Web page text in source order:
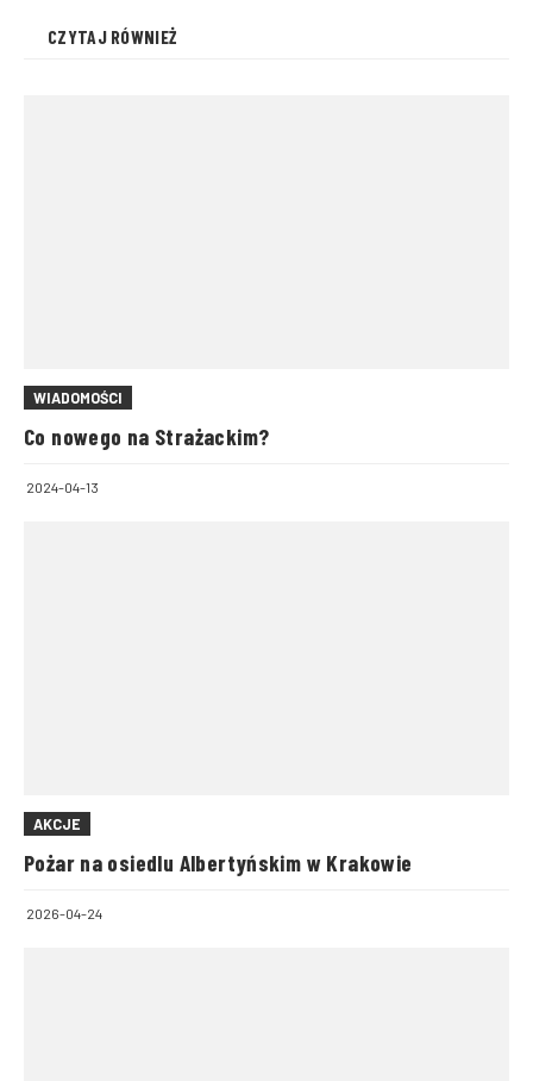
CZYTAJ RÓWNIEŻ
WIADOMOŚCI
Co nowego na Strażackim?
2024-04-13
AKCJE
Pożar na osiedlu Albertyńskim w Krakowie
2026-04-24